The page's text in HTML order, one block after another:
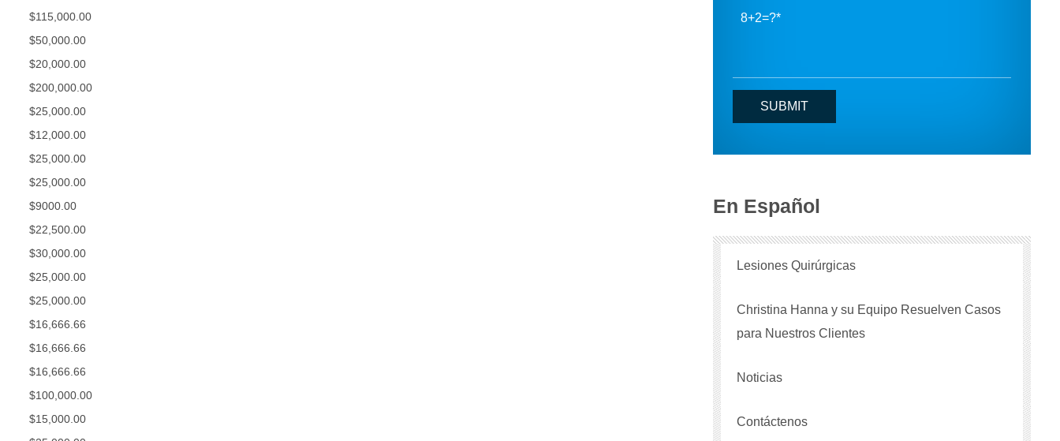
$115,000.00
$50,000.00
$20,000.00
$200,000.00
$25,000.00
$12,000.00
$25,000.00
$25,000.00
$9000.00
$22,500.00
$30,000.00
$25,000.00
$25,000.00
$16,666.66
$16,666.66
$16,666.66
$100,000.00
$15,000.00
8+2=?
En Español
Lesiones Quirúrgicas
Christina Hanna y su Equipo Resuelven Casos
para Nuestros Clientes
Noticias
Contáctenos